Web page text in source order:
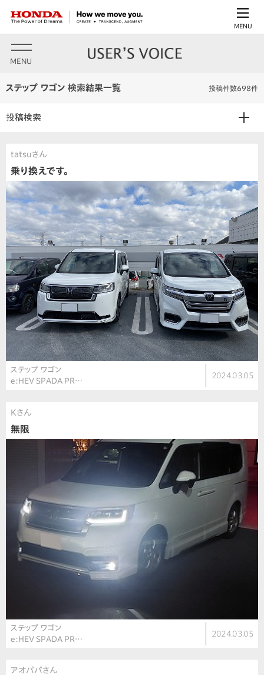
MENU
MENU
ステップ ワゴン 検索結果一覧 投稿件数698件
投稿検索
tatsuさん
乗り換えです。
ステップ ワゴン
e:HEV SPADA PR…
2024.03.05
Kさん
無限
ステップ ワゴン
e:HEV SPADA PR…
2024.03.05
アオパパさん